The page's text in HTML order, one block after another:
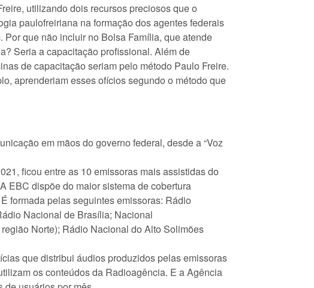
utilizando dois recursos preciosos que o
paulofreiriana na formação dos agentes federais
que não incluir no Bolsa Família, que atende
Seria a capacitação profissional. Além de
de capacitação seriam pelo método Paulo Freire.
aprenderiam esses ofícios segundo o método que
em mãos do governo federal, desde a “Voz
ficou entre as 10 emissoras mais assistidas do
EBC dispõe do maior sistema de cobertura
formada pelas seguintes emissoras: Rádio
Nacional de Brasília; Nacional
Norte); Rádio Nacional do Alto Solimões
que distribui áudios produzidos pelas emissoras
os conteúdos da Radioagência. E a Agência